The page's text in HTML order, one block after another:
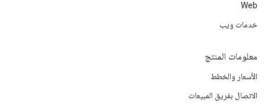
Web
خدمات ويب
معلومات المنتج
الأسعار والخطط
الاتصال بفريق المبيعات